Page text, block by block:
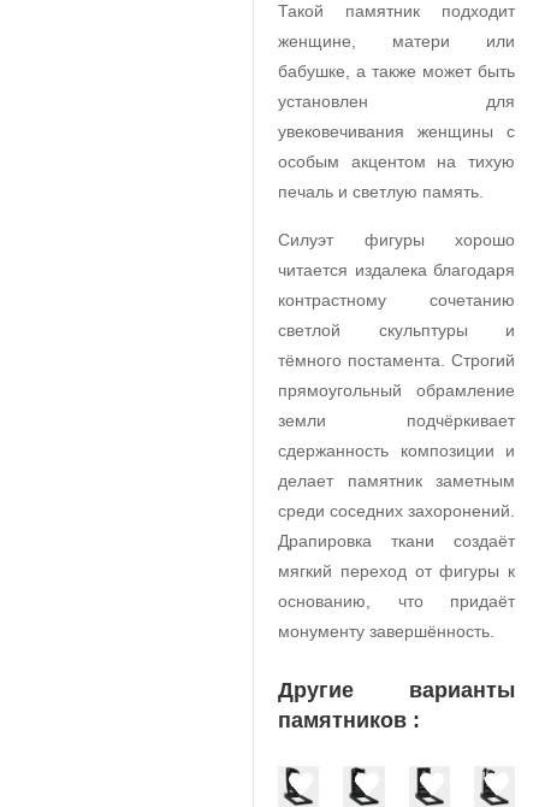
Такой памятник подходит
женщине, матери или
бабушке, а также может быть
установлен для
увековечивания женщины с
особым акцентом на тихую
печаль и светлую память.
Силуэт фигуры хорошо
читается издалека благодаря
контрастному сочетанию
светлой скульптуры и
тёмного постамента. Строгий
прямоугольный обрамление
земли подчёркивает
сдержанность композиции и
делает памятник заметным
среди соседних захоронений.
Драпировка ткани создаёт
мягкий переход от фигуры к
основанию, что придаёт
монументу завершённость.
Другие варианты
памятников :